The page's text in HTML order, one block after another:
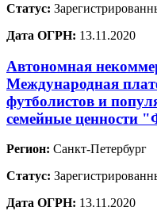
Статус:
Дата ОГРН: 13.11.2020
Автономная
Международная
футболистов и
семейные ценности
Регион: Санкт-Петербург
Статус:
Дата ОГРН: 13.11.2020